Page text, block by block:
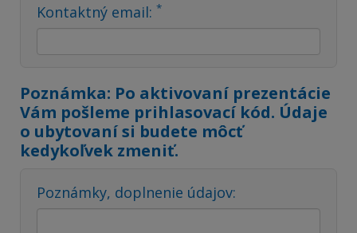
Kontaktný email: *
Poznámka: Po aktivovaní prezentácie
Vám pošleme prihlasovací kód. Údaje
o ubytovaní si budete môcť
kedykoľvek zmeniť.
Poznámky, doplnenie údajov: